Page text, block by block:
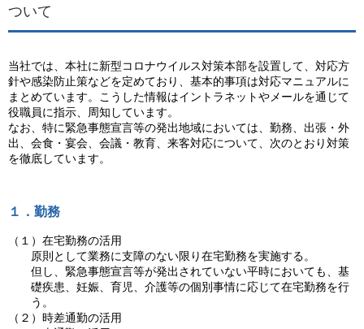
ついて
当社では、本社に新型コロナウイルス対策本部を設置して、対応方
針や感染防止策などを定めており、基本的事項は対応マニュアルに
まとめています。こうした情報はイントラネットやメールを通じて
役職員に指示、周知しています。
なお、特に緊急事態宣言等の発出地域においては、勤務、出張・外
出、会食・宴会、会議・教育、来客対応について、次のとおり対策
を徹底しています。
１．勤務
（１）在宅勤務の活用
原則として業務に支障のない限り在宅勤務を実施する。
但し、緊急事態宣言等が発出されていない平時においても、基
礎疾患、妊娠、育児、介護等の個別事情に応じて在宅勤務を行
う。
（２）時差通勤の活用